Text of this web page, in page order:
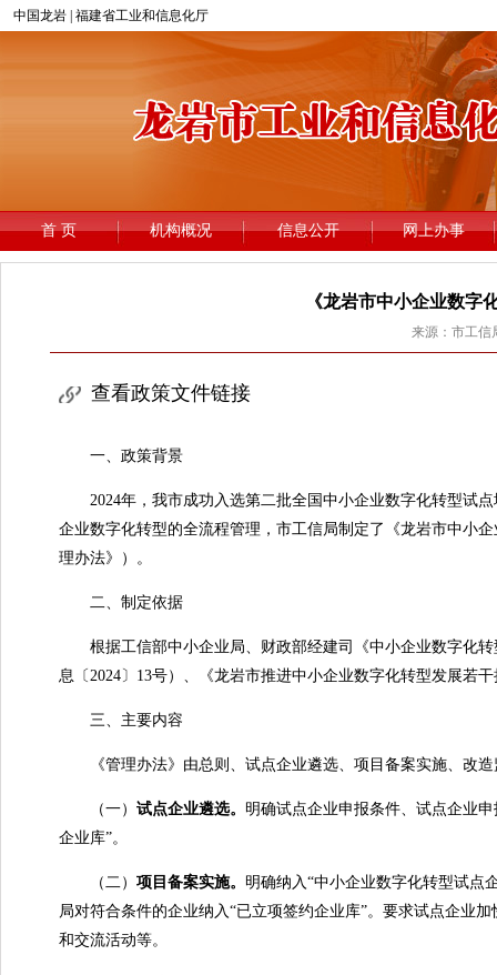
《龙岩市中小企业数字
来源：市工信
查看政策文件链接
一、政策背景
2024年，我市成功入选第二批全国中小企业数字化转型试点
企业数字化转型的全流程管理，市工信局制定了《龙岩市中小
理办法》）。
二、制定依据
根据工信部中小企业局、财政部经建司《中小企业数字化转
息〔2024〕13号）、《龙岩市推进中小企业数字化转型发展若
三、主要内容
《管理办法》由总则、试点企业遴选、项目备案实施、改造
（一） 试点企业遴选。 明确试点企业申报条件、试点企业
企业库”。
（二） 项目备案实施。 明确纳入“中小企业数字化转型试点
局对符合条件的企业纳入“已立项签约企业库”。要求试点企业
和交流活动等。